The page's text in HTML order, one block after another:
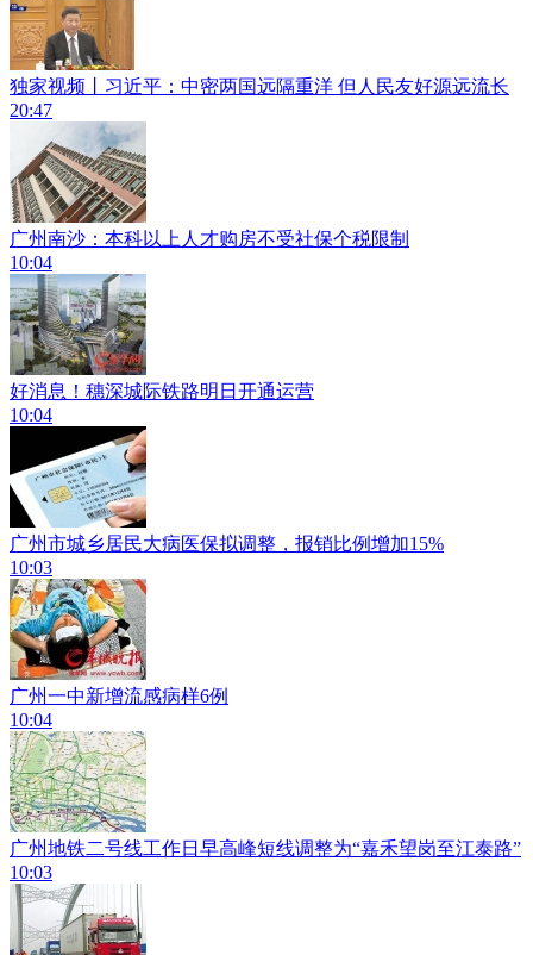
独家视频丨习近平：中密两国远隔重洋 但人民友好源远流长
20:47
广州南沙：本科以上人才购房不受社保个税限制
10:04
好消息！穗深城际铁路明日开通运营
10:04
广州市城乡居民大病医保拟调整，报销比例增加15%
10:03
广州一中新增流感病样6例
10:04
广州地铁二号线工作日早高峰短线调整为“嘉禾望岗至江泰路”
10:03